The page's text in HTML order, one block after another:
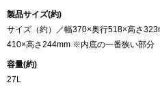
製品サイズ(約)
サイズ（約）／幅370×奥行518×高さ
410×高さ244mm ※内底の一番狭い部分
容量(約)
27L